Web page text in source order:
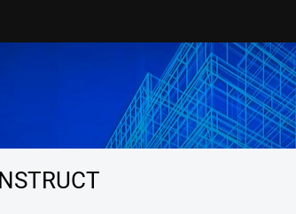
DEPARTAMENTE
CCTFC